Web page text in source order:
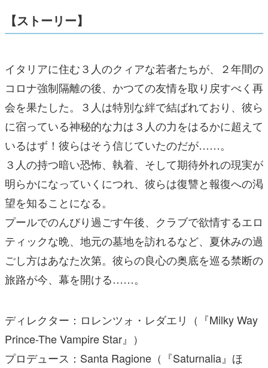
【ストーリー】
イタリアに住む３人のクィアな若者たちが、２年間の
コロナ強制隔離の後、かつての友情を取り戻すべく再
会を果たした。３人は特別な絆で結ばれており、彼ら
に宿っている神秘的な力は３人の力をはるかに超えて
いるはず！彼らはそう信じていたのだが……。
３人の持つ暗い恐怖、執着、そして期待外れの現実が
明らかになっていくにつれ、彼らは復讐と報復への渇
望を知ることになる。
プールでのんびり過ごす午後、クラブで欲情するエロ
ティックな晩、地元の墓地を訪れるなど、夏休みの過
ごし方はあなた次第。彼らの良心の奥底を巡る禁断の
旅路が今、幕を開ける……。
ディレクター：ロレンツォ・レダエリ（『Milky Way
Prince-The Vampire Star』）
プロデュース：Santa Ragione（『Saturnalia』ほ